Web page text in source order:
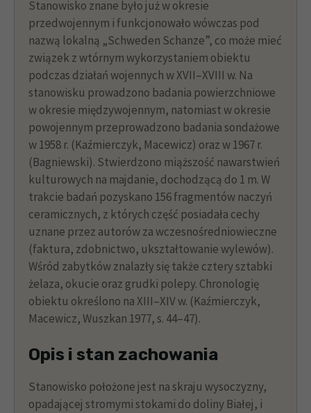
Stanowisko znane było już w okresie
przedwojennym i funkcjonowało wówczas pod
nazwą lokalną „Schweden Schanze”, co może mieć
związek z wtórnym wykorzystaniem obiektu
podczas działań wojennych w XVII–XVIII w. Na
stanowisku prowadzono badania powierzchniowe
w okresie międzywojennym, natomiast w okresie
powojennym przeprowadzono badania sondażowe
w 1958 r. (Kaźmierczyk, Macewicz) oraz w 1967 r.
(Bagniewski). Stwierdzono miąższość nawarstwień
kulturowych na majdanie, dochodzącą do 1 m. W
trakcie badań pozyskano 156 fragmentów naczyń
ceramicznych, z których część posiadała cechy
uznane przez autorów za wczesnośredniowieczne
(faktura, zdobnictwo, ukształtowanie wylewów).
Wśród zabytków znalazły się także cztery sztabki
żelaza, okucie oraz grudki polepy. Chronologię
obiektu określono na XIII–XIV w. (Kaźmierczyk,
Macewicz, Wuszkan 1977, s. 44–47).
Opis i stan zachowania
Stanowisko położone jest na skraju wysoczyzny,
opadającej stromymi stokami do doliny Białej, i